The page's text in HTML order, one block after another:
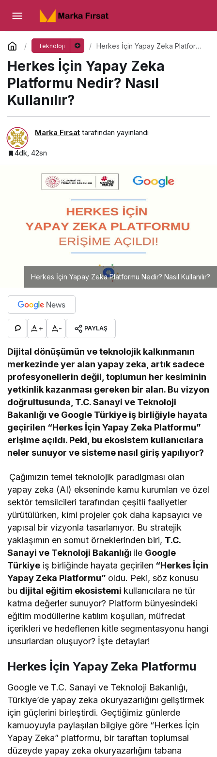
Teknoloji
Herkes İçin Yapay Zeka Platformu
Herkes İçin Yapay Zeka
Platformu Nedir? Nasıl
Kullanılır?
Marka Fırsat tarafından yayınlandı
4dk, 42sn
Herkes İçin Yapay Zeka Platformu Nedir? Nasıl Kullanılır?
+ - PAYLAŞ
Dijital dönüşümün ve teknolojik kalkınmanın
merkezinde yer alan yapay zeka, artık sadece
profesyonellerin değil, toplumun her kesiminin
yetkinlik kazanması gereken bir alan. Bu vizyon
doğrultusunda, T.C. Sanayi ve Teknoloji
Bakanlığı ve Google Türkiye iş birliğiyle hayata
geçirilen “Herkes İçin Yapay Zeka Platformu”
erişime açıldı. Peki, bu ekosistem kullanıcılara
neler sunuyor ve sisteme nasıl giriş yapılıyor?
Çağımızın temel teknolojik paradigması olan
yapay zeka (AI) ekseninde kamu kurumları ve özel
sektör temsilcileri tarafından çeşitli faaliyetler
yürütülürken, kimi projeler çok daha kapsayıcı ve
yapısal bir vizyonla tasarlanıyor. Bu stratejik
yaklaşımın en somut örneklerinden biri, T.C.
Sanayi ve Teknoloji Bakanlığı ile Google
Türkiye iş birliğinde hayata geçirilen “Herkes İçin
Yapay Zeka Platformu” oldu. Peki, söz konusu
bu dijital eğitim ekosistemi kullanıcılara ne tür
katma değerler sunuyor? Platform bünyesindeki
eğitim modüllerine katılım koşulları, müfredat
içerikleri ve hedeflenen kitle segmentasyonu hangi
unsurlardan oluşuyor? İşte detaylar!
Herkes İçin Yapay Zeka Platformu
Google ve T.C. Sanayi ve Teknoloji Bakanlığı,
Türkiye’de yapay zeka okuryazarlığını geliştirmek
için güçlerini birleştirdi. Geçtiğimiz günlerde
kamuoyuyla paylaşılan bilgiye göre “Herkes İçin
Yapay Zeka” platformu, bir taraftan toplumsal
düzeyde yapay zeka okuryazarlığını tabana
Herkes İçin Yapay Zeka Platformu Nedir?
Nasıl Kullanılır?
Yorum Yap